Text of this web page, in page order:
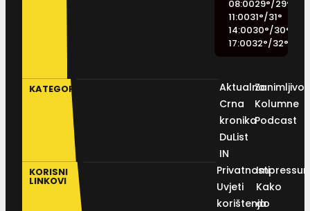
08:0029°/29°
11:0031°/31°
14:0030°/30°
17:0032°/32°
KATEGORIJE
Aktualno
Crna
kronika
DuList
IN
Kolumne
Podcast
KORISNI
LINKOVI
Privatnosti
Uvjeti
korištenja
Kako
do